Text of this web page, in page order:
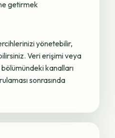
getirmek
yönetebilir,
Veri erişimi veya
kanalları
sonrasında